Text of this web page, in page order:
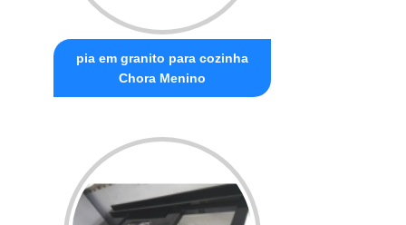
pia em granito para cozinha
Chora Menino